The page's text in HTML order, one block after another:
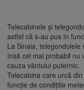
Telecabinele și
astfel că s-au pus în
La Sinaia,
însă cel mai probabil nu
cauza vântului puternic.
Telecabina care urcă
funcție de condițiile